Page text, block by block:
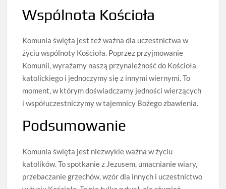
Wspólnota Kościoła
Komunia święta jest też ważna dla uczestnictwa w
życiu wspólnoty Kościoła. Poprzez przyjmowanie
Komunii, wyrażamy naszą przynależność do Kościoła
katolickiego i jednoczymy się z innymi wiernymi. To
moment, w którym doświadczamy jedności wierzących
i współuczestniczymy w tajemnicy Bożego zbawienia.
Podsumowanie
Komunia święta jest niezwykle ważna w życiu
katolików. To spotkanie z Jezusem, umacnianie wiary,
przebaczanie grzechów, wzór dla innych i uczestnictwo